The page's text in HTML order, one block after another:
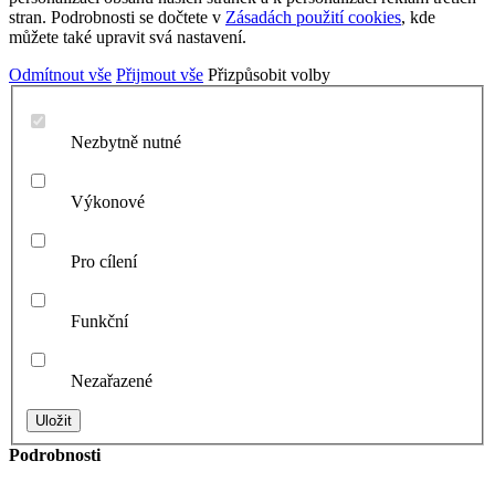
stran. Podrobnosti se dočtete v Zásadách použití cookies, kde
můžete také upravit svá nastavení.
Odmítnout vše Přijmout vše Přizpůsobit volby
Nezbytně nutné
Výkonové
Pro cílení
Funkční
Nezařazené
Podrobnosti